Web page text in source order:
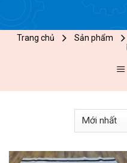
Trang chủ Sản phẩm